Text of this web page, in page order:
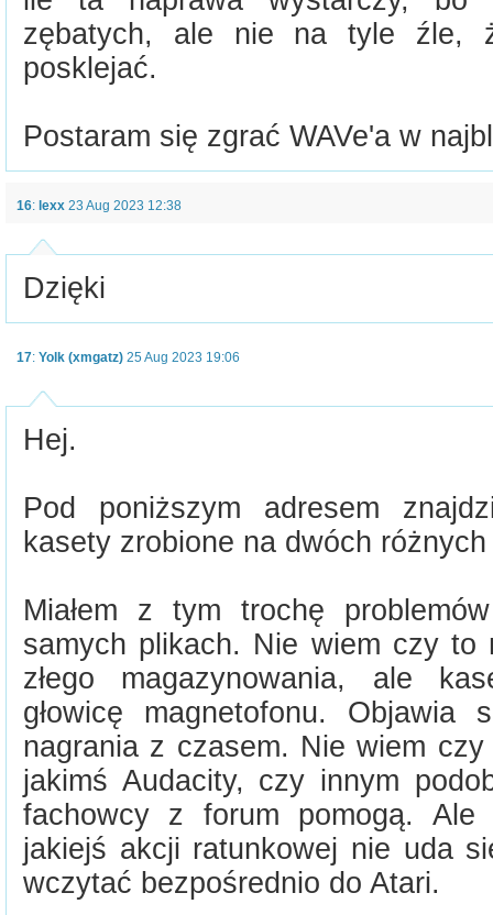
zębatych, ale nie na tyle źle,
posklejać.
Postaram się zgrać WAVe'a w
16: lexx 23 Aug 2023 12:38
Dzięki
17: Yolk (xmgatz) 25 Aug 2023 19:06
Hej.
Pod poniższym adresem
kasety zrobione na dwóch
Miałem z tym trochę
samych plikach. Nie wiem czy
złego magazynowania, ale
głowicę magnetofonu.
nagrania z czasem. Nie wiem
jakimś Audacity, czy innym
fachowcy z forum pomogą.
jakiejś akcji ratunkowej nie uda
wczytać bezpośrednio do Atari.